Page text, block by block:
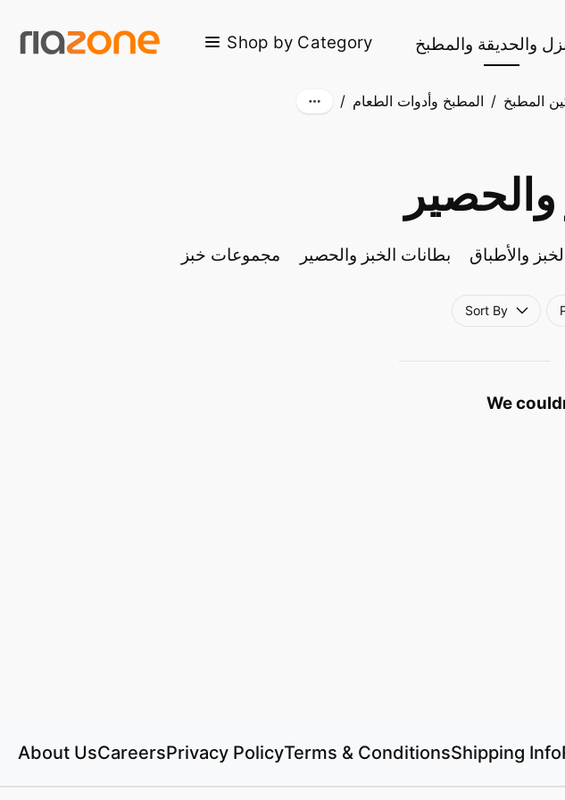
Skip to main content Shop by Category والحديقة والمطبخ
/ المطبخ وأدوات الطعام / المطبخ
مجموعات خبز بطانات الخبز والحصير والأطباق
Sort By
We
About UsCareersPrivacy PolicyTerms & ConditionsShipping Info